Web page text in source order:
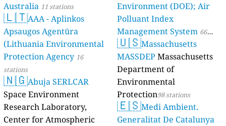
Australia 11 stations
🇱🇹AAA - Aplinkos
Apsaugos Agentūra
(Lithuania Environmental
Protection Agency 16
stations
🇳🇬Abuja SERLCAR
Space Environment
Research Laboratory,
Center for Atmospheric
Environment (DOE); Air
Polluant Index
Management System 66
stations
🇺🇸Massachusetts
MASSDEP Massachusetts
Department of
Environmental
Protection98 stations
🇪🇸Medi Ambient.
Generalitat De Catalunya